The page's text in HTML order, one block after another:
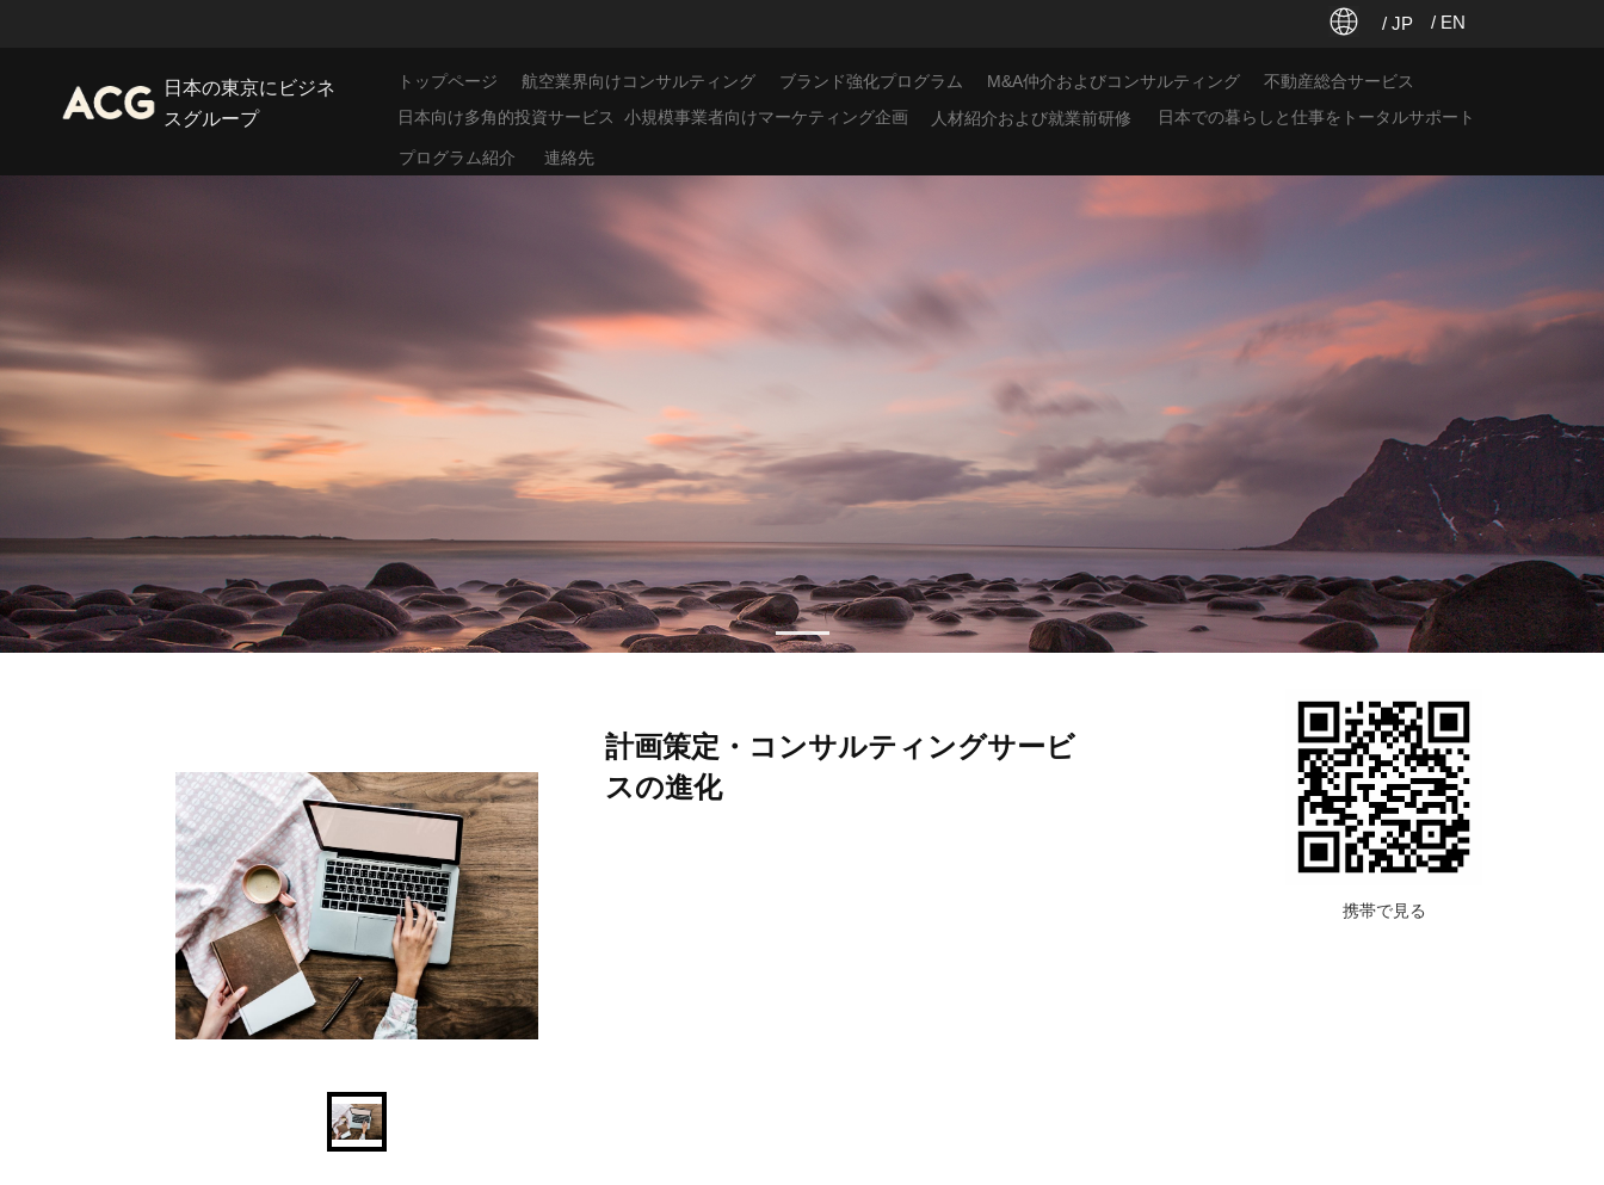
/ JP / EN
トップページ 航空業界向けコンサルティング ブランド強化プログラム M&A仲介およびコンサルティング
不動産総合サービス
日本向け多角的投資サービス
日本の東京にビジネ
スグループ
小規模事業者向けマーケティング企画 日本での暮らしと仕事をトータルサポート
人材紹介および就業前研修
プログラム紹介 連絡先
計画策定・コンサルティングサービ
スの進化
携帯で見る